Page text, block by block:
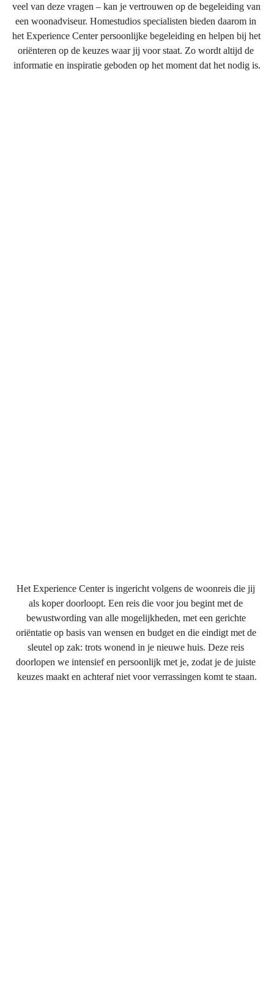
veel van deze vragen – kan je vertrouwen op de begeleiding van
een woonadviseur. Homestudios specialisten bieden daarom in
het Experience Center persoonlijke begeleiding en helpen bij het
oriënteren op de keuzes waar jij voor staat. Zo wordt altijd de
informatie en inspiratie geboden op het moment dat het nodig is.
Het Experience Center is ingericht volgens de woonreis die jij
als koper doorloopt. Een reis die voor jou begint met de
bewustwording van alle mogelijkheden, met een gerichte
oriëntatie op basis van wensen en budget en die eindigt met de
sleutel op zak: trots wonend in je nieuwe huis. Deze reis
doorlopen we intensief en persoonlijk met je, zodat je de juiste
keuzes maakt en achteraf niet voor verrassingen komt te staan.